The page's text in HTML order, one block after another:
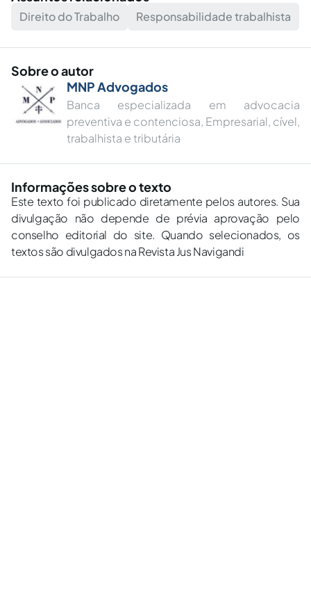
Direito do Trabalho Responsabilidade trabalhista
Sobre o autor
MNP Advogados
Banca especializada em advocacia
preventiva e contenciosa, Empresarial, cível,
trabalhista e tributária
Informações sobre o texto
Este texto foi publicado diretamente pelos autores. Sua
divulgação não depende de prévia aprovação pelo
conselho editorial do site. Quando selecionados, os
textos são divulgados na Revista Jus Navigandi